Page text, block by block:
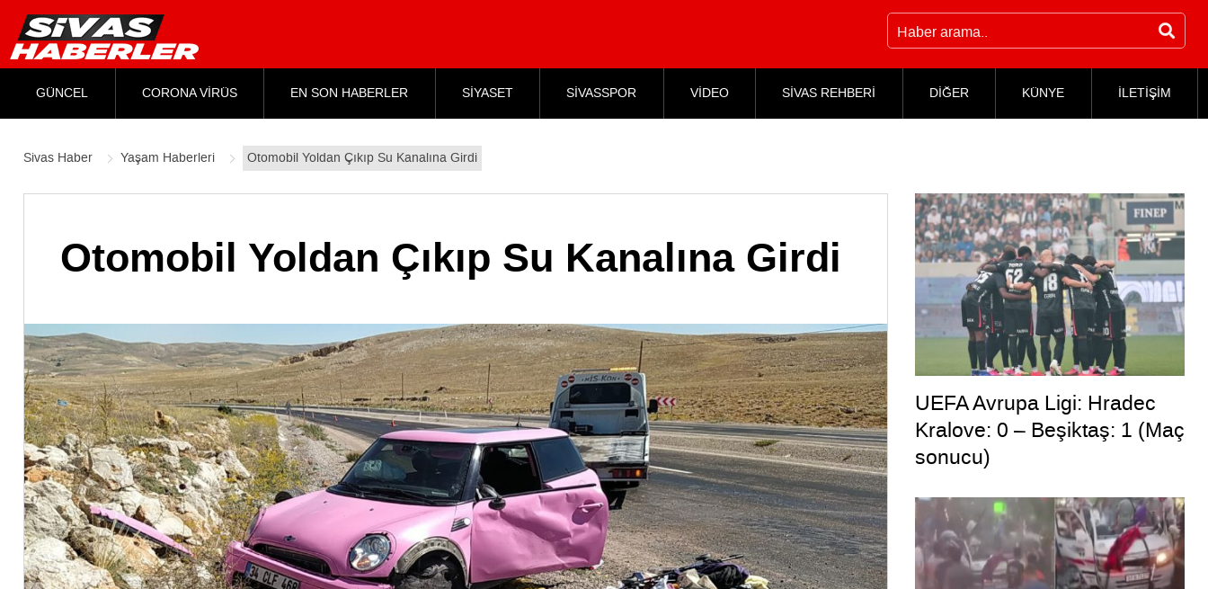
GÜNCEL CORONA VİRÜS EN SON HABERLER SİYASET SİVASSPOR VİDEO SİVAS REHBERİ DİĞER KÜNYE İLETİŞİM
Sivas Haber Yaşam Haberleri Otomobil Yoldan Çıkıp Su Kanalına Girdi
Otomobil Yoldan Çıkıp Su Kanalına Girdi
UEFA Avrupa Ligi: Hradec
Kralove: 0 – Beşiktaş: 1 (Maç
sonucu)